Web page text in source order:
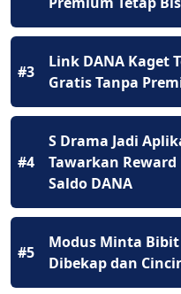
#3
Link DANA Kaget
Gratis Tanpa
#4
S Drama Jadi
Tawarkan
Saldo DANA
#5
Modus Minta
Dibekap dan